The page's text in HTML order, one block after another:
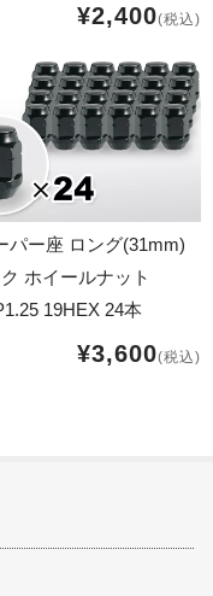
¥2,400(税込)
パー座 ロング(31mm)
ホイールナット
19HEX 24本
¥3,600(税込)